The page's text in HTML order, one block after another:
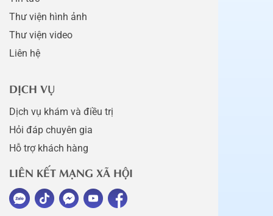
Thư viện hình ảnh
Thư viện video
Liên hệ
DỊCH VỤ
Dịch vụ khám và điều trị
Hỏi đáp chuyên gia
Hỗ trợ khách hàng
LIÊN KẾT MẠNG XÃ HỘI